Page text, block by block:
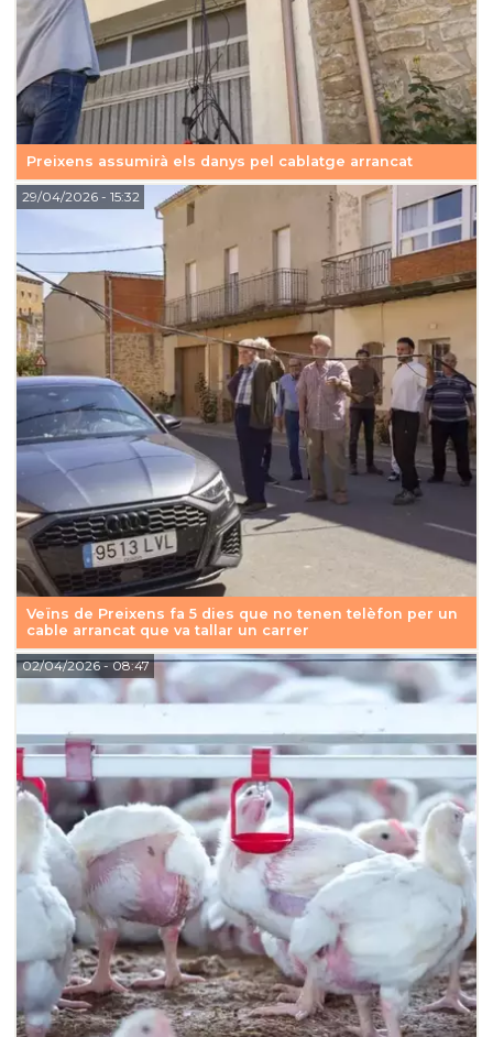
Preixens assumirà els danys pel cablatge arrancat
Veïns de Preixens fa 5 dies que no tenen telèfon per un
cable arrancat que va tallar un carrer
29/04/2026- 15:32
02/04/2026- 08:47